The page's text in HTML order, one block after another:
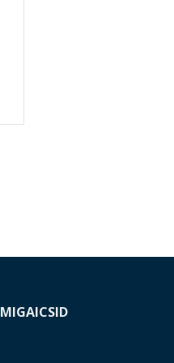
MIGAICSID